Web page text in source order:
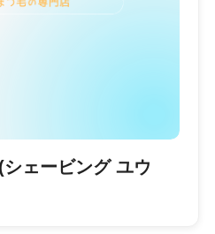
ェービング ユウ